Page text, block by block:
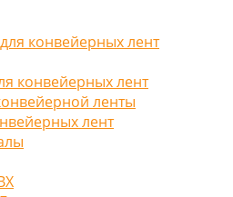
конвейерных лент
конвейерных лент
ленты
лент